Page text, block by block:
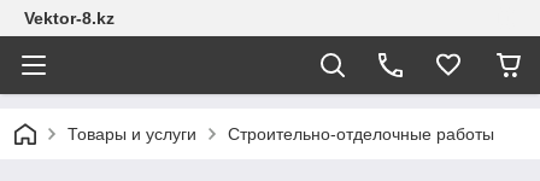
Vektor-8.kz
Товары и услуги Строительно-отделочные работы